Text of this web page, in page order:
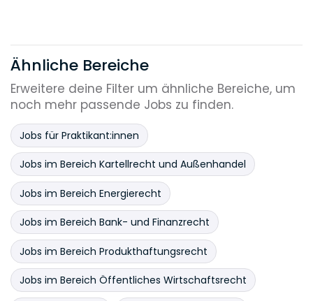
Ähnliche Bereiche
Erweitere deine Filter um ähnliche Bereiche, um
noch mehr passende Jobs zu finden.
Jobs für Praktikant:innen
Jobs im Bereich Kartellrecht und Außenhandel
Jobs im Bereich Energierecht
Jobs im Bereich Bank- und Finanzrecht
Jobs im Bereich Produkthaftungsrecht
Jobs im Bereich Öffentliches Wirtschaftsrecht